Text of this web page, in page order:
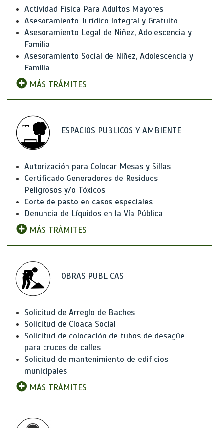
Actividad Física Para Adultos Mayores
Asesoramiento Jurídico Integral y Gratuito
Asesoramiento Legal de Niñez, Adolescencia y
Familia
Asesoramiento Social de Niñez, Adolescencia y
Familia
MÁS TRÁMITES
ESPACIOS PUBLICOS Y AMBIENTE
Autorización para Colocar Mesas y Sillas
Certificado Generadores de Residuos
Peligrosos y/o Tóxicos
Corte de pasto en casos especiales
Denuncia de Líquidos en la Vía Pública
MÁS TRÁMITES
OBRAS PUBLICAS
Solicitud de Arreglo de Baches
Solicitud de Cloaca Social
Solicitud de colocación de tubos de desagüe
para cruces de calles
Solicitud de mantenimiento de edificios
municipales
MÁS TRÁMITES